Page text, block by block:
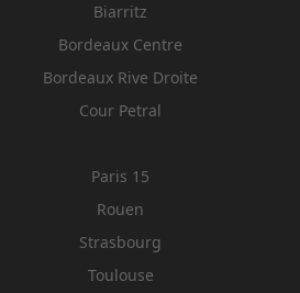
Biarritz
Bordeaux Centre
Bordeaux Rive Droite
Cour Petral
Paris 15
Rouen
Strasbourg
Toulouse